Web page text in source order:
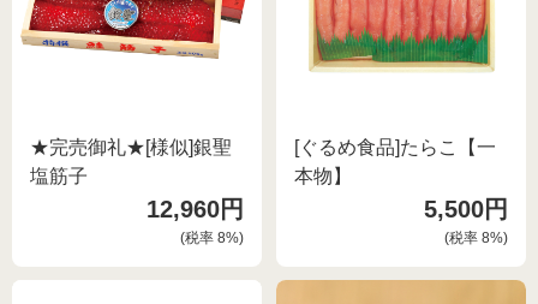
★完売御礼★[様似]銀聖
塩筋子
12,960円
(税率8%)
[ぐるめ食品]たらこ【一
本物】
5,500円
(税率 8%)